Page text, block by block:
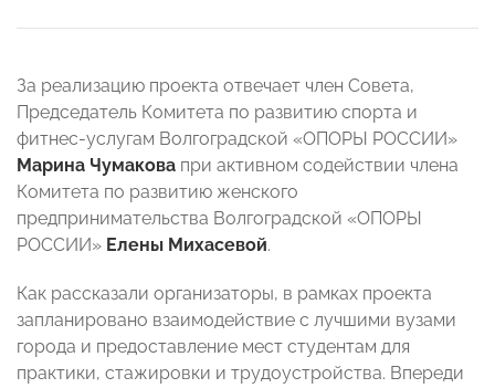
За реализацию проекта отвечает член Совета,
Председатель Комитета по развитию спорта и
фитнес-услугам Волгоградской «ОПОРЫ РОССИИ»
Марина Чумакова при активном содействии члена
Комитета по развитию женского
предпринимательства Волгоградской «ОПОРЫ
РОССИИ» Елены Михасевой.
Как рассказали организаторы, в рамках проекта
запланировано взаимодействие с лучшими вузами
города и предоставление мест студентам для
практики, стажировки и трудоустройства. Впереди